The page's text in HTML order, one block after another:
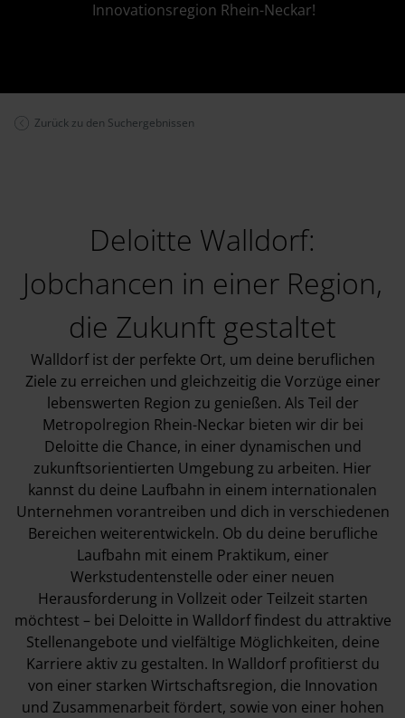
Innovationsregion Rhein-Neckar!
Zurück zu den Suchergebnissen
Deloitte Walldorf:
Jobchancen in einer Region,
die Zukunft gestaltet
Walldorf ist der perfekte Ort, um deine beruflichen
Ziele zu erreichen und gleichzeitig die Vorzüge einer
lebenswerten Region zu genießen. Als Teil der
Metropolregion Rhein-Neckar bieten wir dir bei
Deloitte die Chance, in einer dynamischen und
zukunftsorientierten Umgebung zu arbeiten. Hier
kannst du deine Laufbahn in einem internationalen
Unternehmen vorantreiben und dich in verschiedenen
Bereichen weiterentwickeln. Ob du deine berufliche
Laufbahn mit einem Praktikum, einer
Werkstudentenstelle oder einer neuen
Herausforderung in Vollzeit oder Teilzeit starten
möchtest – bei Deloitte in Walldorf findest du attraktive
Stellenangebote und vielfältige Möglichkeiten, deine
Karriere aktiv zu gestalten. In Walldorf profitierst du
von einer starken Wirtschaftsregion, die Innovation
und Zusammenarbeit fördert, sowie von einer hohen